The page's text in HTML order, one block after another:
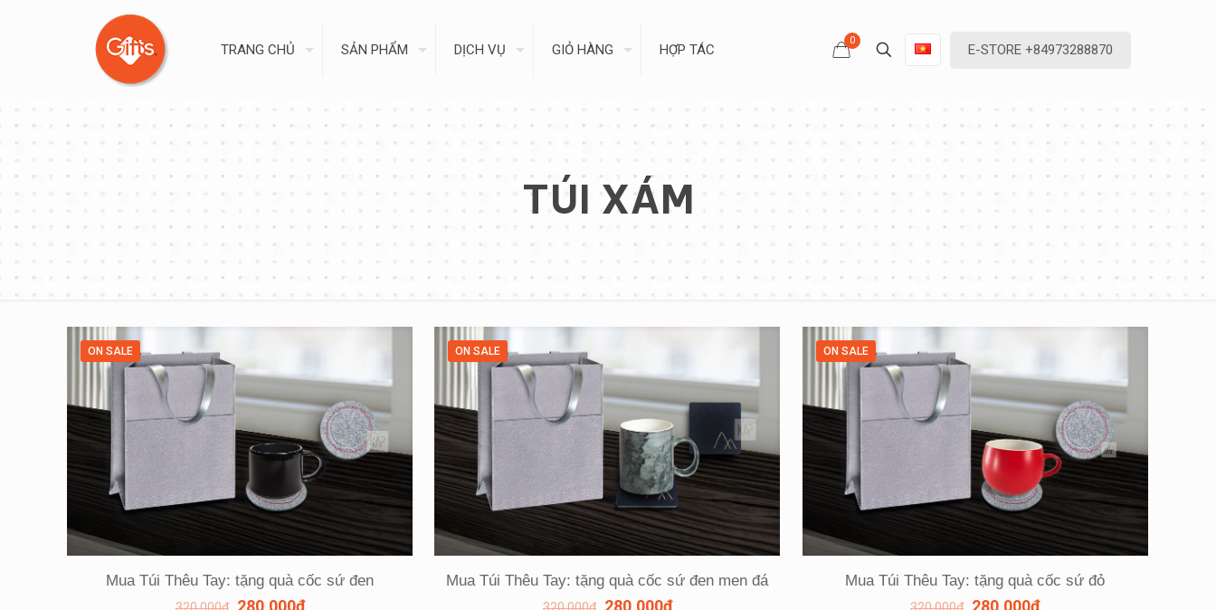
TRANG CHỦ SẢN PHẨM DỊCH VỤ GIỎ HÀNG HỢP TÁC
0
E-STORE +84973288870
TÚI XÁM
ON SALE
Mua Túi Thêu Tay: tặng quà cốc sứ đen
ON SALE
Mua Túi Thêu Tay: tặng quà cốc sứ đen men đá
ON SALE
Mua Túi Thêu Tay: tặng quà cốc sứ đỏ